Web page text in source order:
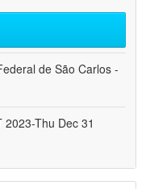
de São Carlos -
Thu Dec 31